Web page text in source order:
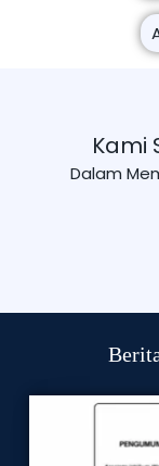
Kami
Dalam